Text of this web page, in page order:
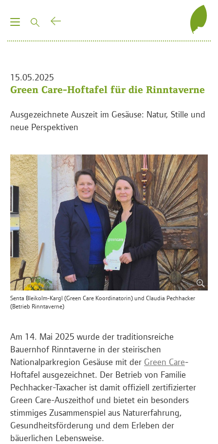
T
e
a
a
t
i
o
n
15.05.2025
Green Care-Hoftafel für die Rinntaverne
Ausgezeichnete Auszeit im Gesäuse: Natur, Stille und
neue Perspektiven
Senta Bleikolm-Kargl (Green Care Koordinatorin) und Claudia Pechhacker
(Betrieb Rinntaverne)
Am 14. Mai 2025 wurde der traditionsreiche
Bauernhof Rinntaverne in der steirischen
Nationalparkregion Gesäuse mit der Green Care-
Hoftafel ausgezeichnet. Der Betrieb von Familie
Pechhacker-Taxacher ist damit offiziell zertifizierter
Green Care-Auszeithof und bietet ein besonders
stimmiges Zusammenspiel aus Naturerfahrung,
Gesundheitsförderung und dem Erleben der
bäuerlichen Lebensweise.